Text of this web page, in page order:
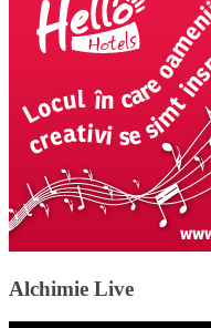
Alchimie Live